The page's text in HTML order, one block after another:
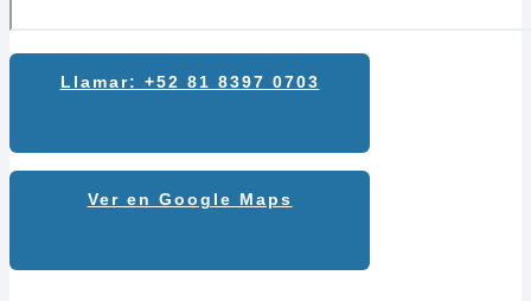
Llamar: +52 81 8397 0703
Ver en Google Maps